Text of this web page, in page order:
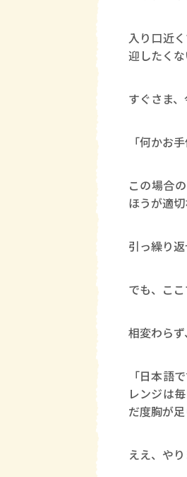
入り口近
迎したく
すぐさま
「何かお
この場合
ほうが適切
引っ繰り
でも、こ
相変わら
「日本語
レンジは
だ度胸が足
ええ、やり